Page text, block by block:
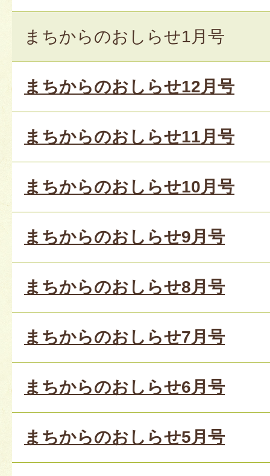
まちからのおしらせ1月号
まちからのおしらせ12月号
まちからのおしらせ11月号
まちからのおしらせ10月号
まちからのおしらせ9月号
まちからのおしらせ8月号
まちからのおしらせ7月号
まちからのおしらせ6月号
まちからのおしらせ5月号